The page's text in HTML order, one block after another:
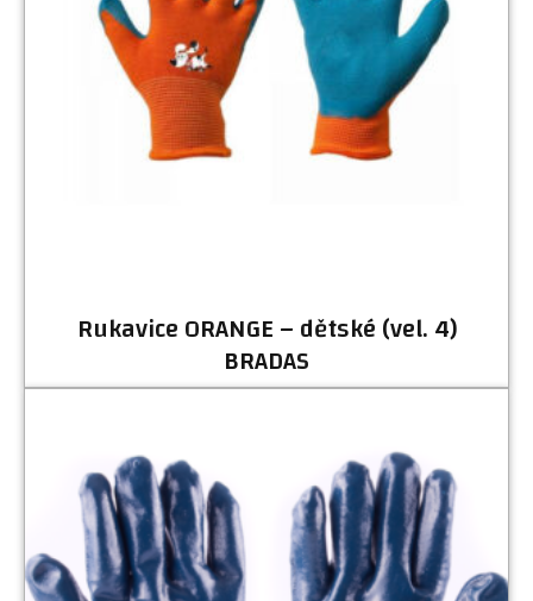
Rukavice ORANGE – dětské (vel. 4)
BRADAS